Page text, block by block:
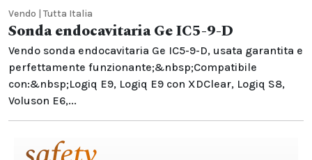
Vendo | Tutta Italia
Sonda endocavitaria Ge IC5-9-D
Vendo sonda endocavitaria Ge IC5-9-D, usata garantita e
perfettamente funzionante;&nbsp;Compatibile
con:&nbsp;Logiq E9, Logiq E9 con XDClear, Logiq S8,
Voluson E6,...